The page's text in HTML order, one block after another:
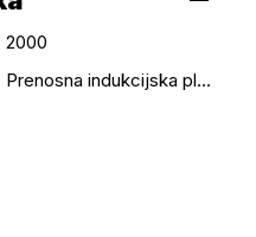
2000
Prenosna indukcijska plošča